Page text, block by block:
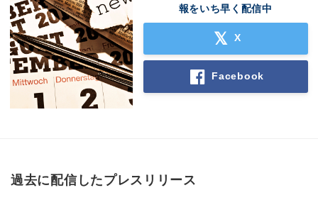
報をいち早く配信中
X
Facebook
過去に配信したプレスリリース